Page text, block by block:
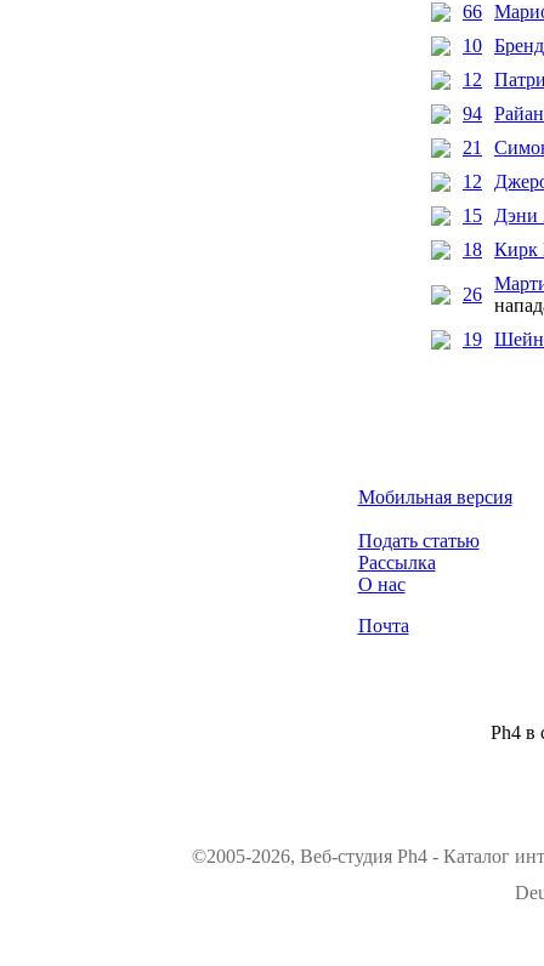
66
10
12
94
21
12
15
Дэни
18 Кирк
26
19 Шейн
Мобильная версия
Подать статью
Рассылка
О нас
Почта
Ph4 в
©2005-2026, Веб-студия Ph4 - Каталог